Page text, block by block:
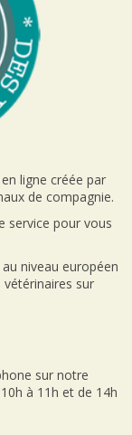
ligne créée par
de compagnie.
service pour vous
niveau européen
sur
sur notre
à 11h et de 14h